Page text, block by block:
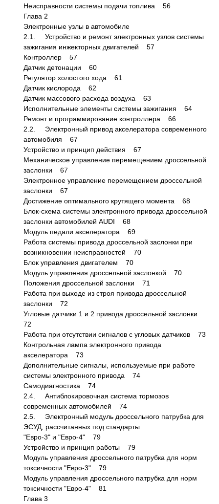
Неисправности системы подачи топлива 56
Глава 2
Электронные узлы в автомобиле
2.1. Устройство и ремонт электронных узлов системы
зажигания инжекторных двигателей 57
Контроллер 57
Датчик детонации 60
Регулятор холостого хода 61
Датчик кислорода 62
Датчик массового расхода воздуха 63
Исполнительные элементы системы зажигания 64
Ремонт и программирование контроллера 66
2.2. Электронный привод акселератора современного
автомобиля 67
Устройство и принцип действия 67
Механическое управление перемещением дроссельной
заслонки 67
Электронное управление перемещением дроссельной
заслонки 67
Достижение оптимального крутящего момента 68
Блок-схема системы электронного привода дроссельной
заслонки автомобилей AUDI 68
Модуль педали акселератора 69
Работа системы привода дроссельной заслонки при
возникновении неисправностей 70
Блок управления двигателем 70
Модуль управления дроссельной заслонкой 70
Положения дроссельной заслонки 71
Работа при выходе из строя привода дроссельной
заслонки 72
Угловые датчики 1 и 2 привода дроссельной заслонки
72
Работа при отсутствии сигналов с угловых датчиков 73
Контрольная лампа электронного привода
акселератора 73
Дополнительные сигналы, используемые при работе
системы электронного привода 74
Самодиагностика 74
2.4. Антиблокировочная система тормозов
современных автомобилей 74
2.5. Электронный модуль дроссельного патрубка для
ЭСУД, рассчитанных под стандарты
"Евро-3" и "Евро-4" 79
Устройство и принцип работы 79
Модуль управления дроссельного патрубка для норм
токсичности "Евро-3" 79
Модуль управления дроссельного патрубка для норм
токсичности "Евро-4" 81
Глава 3